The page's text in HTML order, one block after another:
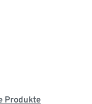
Produkte